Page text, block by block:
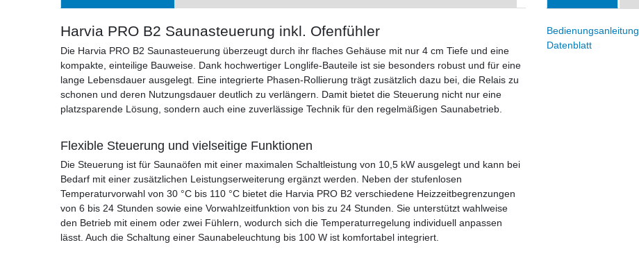
Harvia PRO B2 Saunasteuerung inkl. Ofenfühler
Die Harvia PRO B2 Saunasteuerung überzeugt durch ihr flaches Gehäuse mit nur 4 cm Tiefe und eine
kompakte, einteilige Bauweise. Dank hochwertiger Longlife-Bauteile ist sie besonders robust und für eine
lange Lebensdauer ausgelegt. Eine integrierte Phasen-Rollierung trägt zusätzlich dazu bei, die Relais zu
schonen und deren Nutzungsdauer deutlich zu verlängern. Damit bietet die Steuerung nicht nur eine
platzsparende Lösung, sondern auch eine zuverlässige Technik für den regelmäßigen Saunabetrieb.
Flexible Steuerung und vielseitige Funktionen
Die Steuerung ist für Saunaöfen mit einer maximalen Schaltleistung von 10,5 kW ausgelegt und kann bei
Bedarf mit einer zusätzlichen Leistungserweiterung ergänzt werden. Neben der stufenlosen
Temperaturvorwahl von 30 °C bis 110 °C bietet die Harvia PRO B2 verschiedene Heizzeitbegrenzungen
von 6 bis 24 Stunden sowie eine Vorwahlzeitfunktion von bis zu 24 Stunden. Sie unterstützt wahlweise
den Betrieb mit einem oder zwei Fühlern, wodurch sich die Temperaturregelung individuell anpassen
lässt. Auch die Schaltung einer Saunabeleuchtung bis 100 W ist komfortabel integriert.
Bedienungsanleitung
Datenblatt